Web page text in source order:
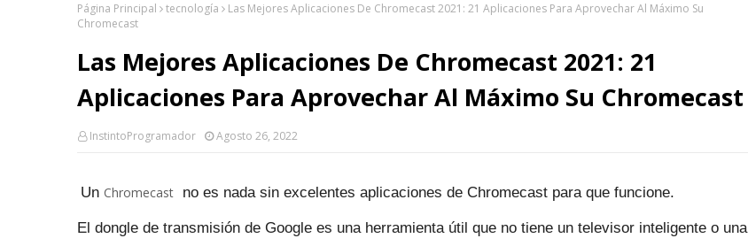
Página Principal tecnología
Las Mejores Aplicaciones De Chromecast 2021: 21 Aplicaciones Para Aprovechar Al Máximo Su
Chromecast
Las Mejores Aplicaciones De Chromecast 2021: 21
Aplicaciones Para Aprovechar Al Máximo Su Chromecast
InstintoProgramador Agosto 26, 2022
Un Chromecast no es nada sin excelentes aplicaciones de Chromecast para que funcione.
El dongle de transmisión de Google es una herramienta útil que no tiene un televisor inteligente o una